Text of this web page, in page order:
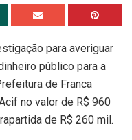
para averiguar
público para a
de Franca
no valor de R$ 960
de R$ 260 mil.